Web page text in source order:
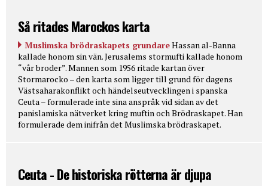
Så ritades Marockos karta
Muslimska brödraskapets grundareHassan al-Banna
kallade honom sin vän. Jerusalems stormufti kallade honom
“vår broder”. Mannen som 1956 ritade kartan över
Stormarocko – den karta som ligger till grund för dagens
Västsaharakonflikt och händelseutvecklingen i spanska
Ceuta – formulerade inte sina anspråk vid sidan av det
panislamiska nätverket kring muftin och Brödraskapet. Han
formulerade dem inifrån det Muslimska brödraskapet.
Ceuta - De historiska rötterna är djupa